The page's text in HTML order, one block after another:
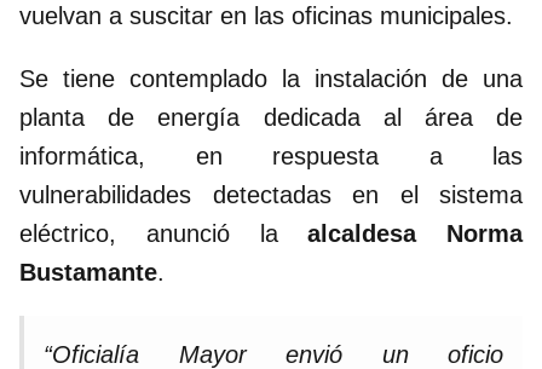
vuelvan a suscitar en las oficinas municipales.
Se tiene contemplado la instalación de una
planta de energía dedicada al área de
informática, en respuesta a las
vulnerabilidades detectadas en el sistema
eléctrico, anunció laalcaldesa Norma
Bustamante.
“Oficialía Mayor envió un oficio